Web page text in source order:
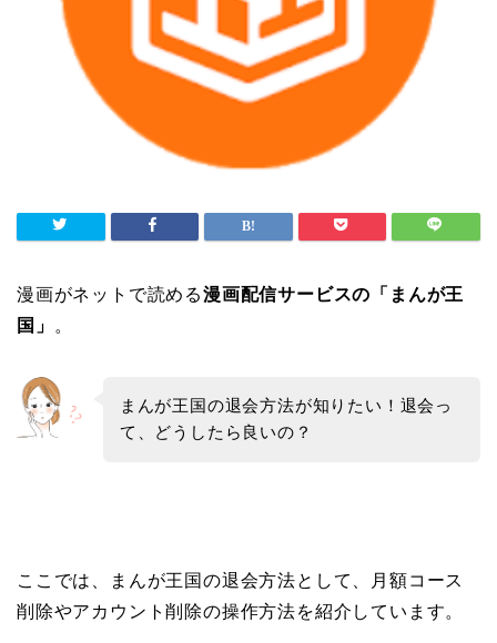
漫画がネットで読める漫画配信サービスの「まんが王
国」
。
まんが王国の退会方法が知りたい！退会っ
て、どうしたら良いの？
ここでは、まんが王国の退会方法として、月額コース
削除やアカウント削除の操作方法を紹介しています。